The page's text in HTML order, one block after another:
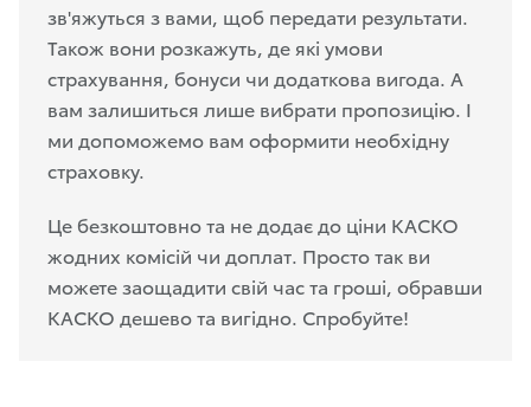
зв'яжуться з вами, щоб передати результати.
Також вони розкажуть, де які умови
страхування, бонуси чи додаткова вигода. А
вам залишиться лише вибрати пропозицію. І
ми допоможемо вам оформити необхідну
страховку.
Це безкоштовно та не додає до ціни КАСКО
жодних комісій чи доплат. Просто так ви
можете заощадити свій час та гроші, обравши
КАСКО дешево та вигідно. Спробуйте!